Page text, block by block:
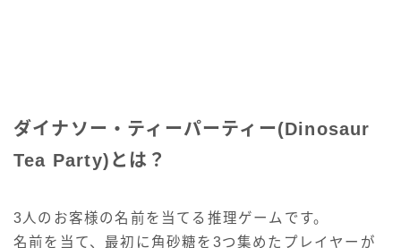
ダイナソー・ティーパーティー(Dinosaur
Tea Party)とは？
3人のお客様の名前を当てる推理ゲームです。
名前を当て、最初に角砂糖を3つ集めたプレイヤーが